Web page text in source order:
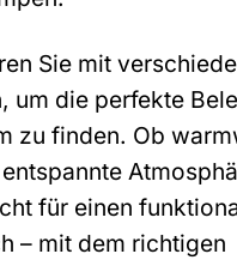
Sie mit
um die perfekte
zu finden. Ob
für einen
– mit dem richtigen